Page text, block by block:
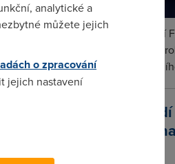
SpaceX podle informací
Times připravuje další
Starlinku. Vedle
WhatsApp zavádí
uživatelská
analytické a
můžete jejich
o zpracování
jejich nastavení